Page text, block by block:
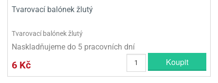
Tvarovací balónek žlutý
Tvarovací balónek žlutý
Naskladňujeme do 5 pracovních dní
6 Kč Koupit